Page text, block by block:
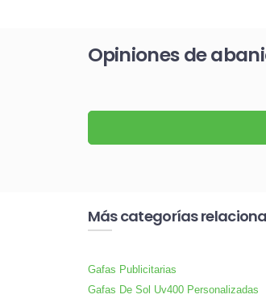
Opiniones de
Más categorías
Gafas Publicitarias
Gafas De Sol Uv400 Personalizadas